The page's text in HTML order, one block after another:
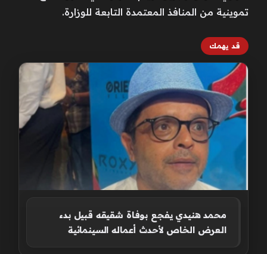
تموينية من المنافذ المعتمدة التابعة للوزارة.
قد يهمك
محمد هنيدي يفجع بوفاة شقيقه قبيل بدء
العرض الخاص لأحدث أعماله السينمائية